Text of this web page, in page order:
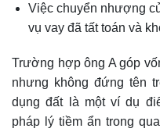
Việc chuyển nhượng
vụ vay đã tất toán và
Trường hợp ông A góp
nhưng không đứng tên
dụng đất là một ví dụ
pháp lý tiềm ẩn trong